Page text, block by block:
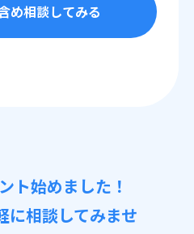
め相談してみる
ト始めました！
に相談してみませ